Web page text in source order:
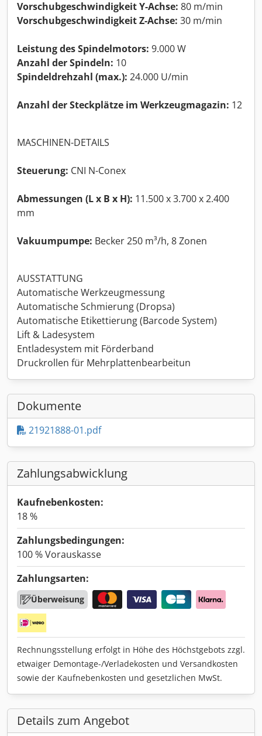
Vorschubgeschwindigkeit Y-Achse: 80 m/min
Vorschubgeschwindigkeit Z-Achse: 30 m/min
Leistung des Spindelmotors: 9.000 W
Anzahl der Spindeln: 10
Spindeldrehzahl (max.): 24.000 U/min
Anzahl der Steckplätze im Werkzeugmagazin: 12
MASCHINEN-DETAILS
Steuerung: CNI N-Conex
Abmessungen (L x B x H): 11.500 x 3.700 x 2.400
mm
Vakuumpumpe: Becker 250 m³/h, 8 Zonen
AUSSTATTUNG
Automatische Werkzeugmessung
Automatische Schmierung (Dropsa)
Automatische Etikettierung (Barcode System)
Lift & Ladesystem
Entladesystem mit Förderband
Druckrollen für Mehrplattenbearbeitun
Dokumente
21921888-01.pdf
Zahlungsabwicklung
Kaufnebenkosten:
18 %
Zahlungsbedingungen:
100 % Vorauskasse
Zahlungsarten:
Überweisung
Rechnungsstellung erfolgt in Höhe des Höchstgebots zzgl.
etwaiger Demontage-/Verladekosten und Versandkosten
sowie der Kaufnebenkosten und gesetzlichen MwSt.
Details zum Angebot